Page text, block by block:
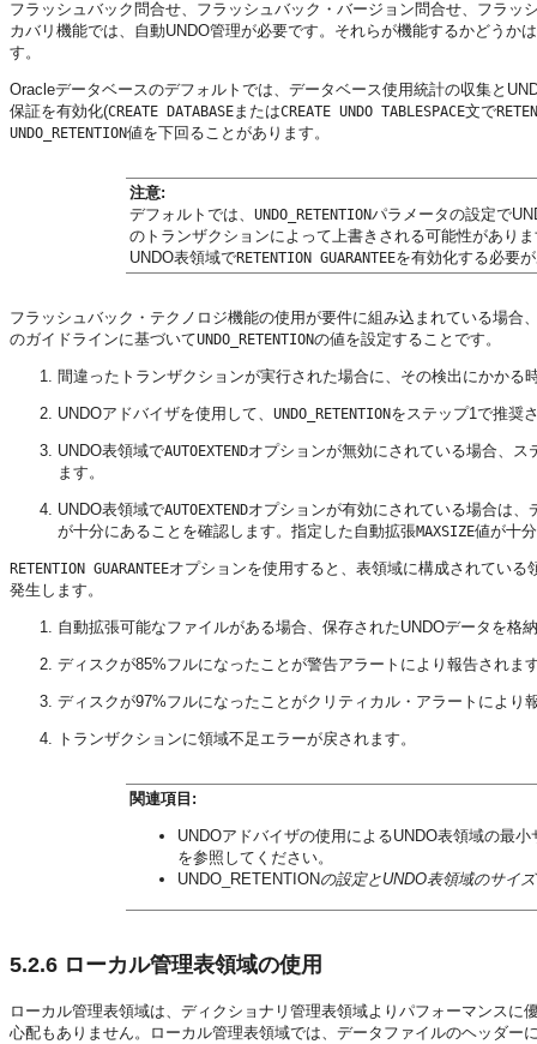
フラッシュバック問合せ、フラッシュバック・バージョン問合せ、フラ
カバリ機能では、自動UNDO管理が必要です。それらが機能するかどう
す。
Oracleデータベースのデフォルトでは、データベース使用統計の収集と
保証を有効化(CREATE DATABASEまたはCREATE UNDO TABLESPACE文で
UNDO_RETENTION値を下回ることがあります。
注意:
デフォルトでは、 UNDO_RETENTIONパラメータの設定で
のトランザクションによって上書きされる可能性があり
UNDO表領域でRETENTION GUARANTEEを有効化する必要
フラッシュバック・テクノロジ機能の使用が要件に組み込まれている場合
のガイドラインに基づいてUNDO_RETENTIONの値を設定することです。
間違ったトランザクションが実行された場合に、その検出にかかる
UNDOアドバイザを使用して、 UNDO_RETENTIONをステップ1で推奨
UNDO表領域でAUTOEXTENDオプションが無効にされている場合、
ます。
UNDO表領域でAUTOEXTENDオプションが有効にされている場合は
が十分にあることを確認します。指定した自動拡張MAXSIZE値が十
RETENTION GUARANTEEオプションを使用すると、表領域に構成されてい
発生します。
自動拡張可能なファイルがある場合、保存されたUNDOデータを格
ディスクが85%フルになったことが警告アラートにより報告されま
ディスクが97%フルになったことがクリティカル・アラートにより
トランザクションに領域不足エラーが戻されます。
関連項目:
UNDOアドバイザの使用によるUNDO表領域の最
を参照してください。
UNDO_RETENTIONの設定とUNDO表領域のサイ
5.2.6 ローカル管理表領域の使用
ローカル管理表領域は、ディクショナリ管理表領域よりパフォーマンス
心配もありません。ローカル管理表領域では、データファイルのヘッダ